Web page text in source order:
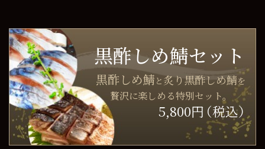
よくある質問
海鮮七海
黒酢しめ鯖セット
黒酢しめ鯖 と炙り黒酢しめ鯖を
贅沢に楽しめる特別セット。
5,800円（税込）